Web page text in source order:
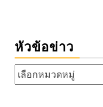
หัวข้อข่าว
หัวข้อ
ข่าว